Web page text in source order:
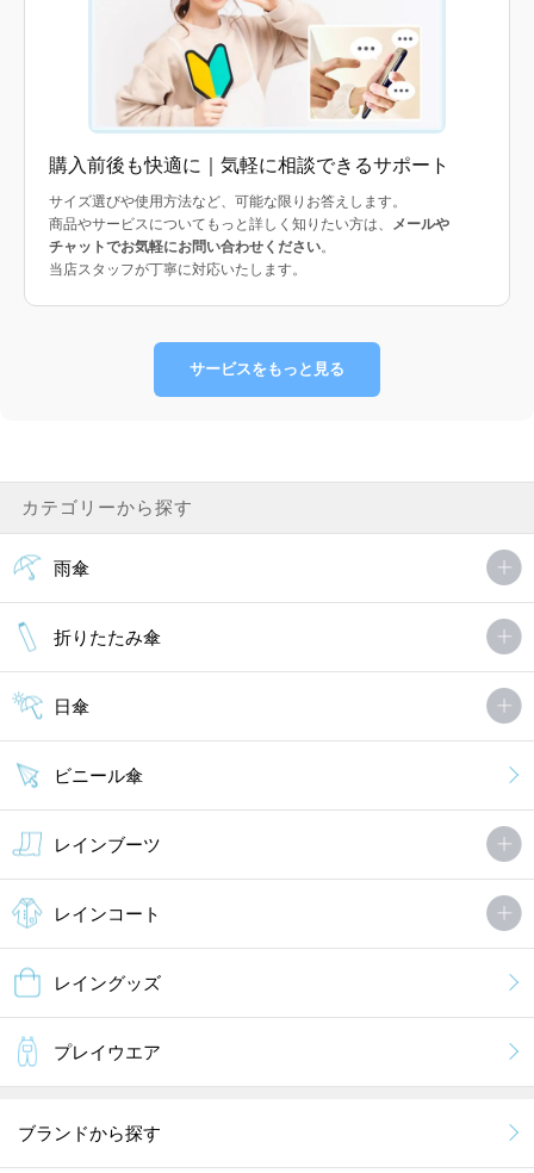
購入前後も快適に｜気軽に相談できるサポート
サイズ選びや使用方法など、可能な限りお答えします。
商品やサービスについてもっと詳しく知りたい方は、 メールや
チャットでお気軽にお問い合わせください。
当店スタッフが丁寧に対応いたします。
サービスをもっと見る
カテゴリーから探す
雨傘
折りたたみ傘
日傘
ビニール傘
レインブーツ
レインコート
レイングッズ
プレイウエア
ブランドから探す